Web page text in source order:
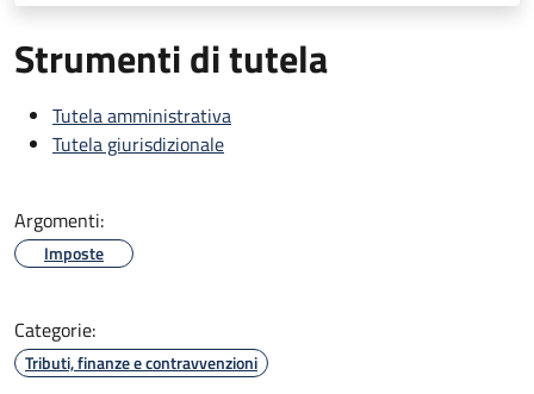
Strumenti di tutela
Tutela amministrativa
Tutela giurisdizionale
Argomenti:
Imposte
Categorie:
Tributi, finanze e contravvenzioni